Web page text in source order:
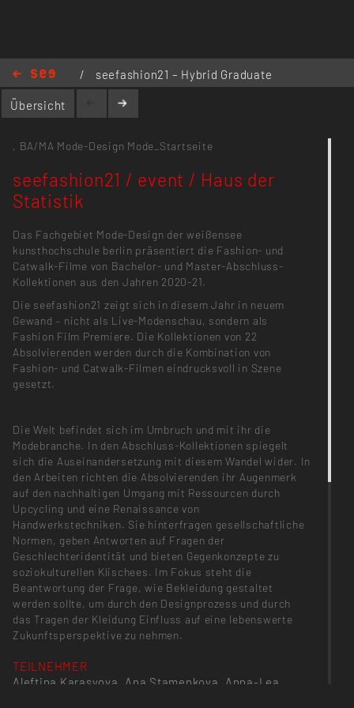
/
seefashion21 – Hybrid Graduate
Fashion Film Premiere
seefashion21 / event / Haus der Statistik
Übersicht
, BA/MA Mode-Design Mode_Startseite
seefashion21 / event / Haus der
Statistik
Das Fachgebiet Mode-Design der weißensee
kunsthochschule berlin präsentiert die Fashion- und
Catwalk-Filme von Bachelor- und Master-Abschluss-
Kollektionen aus den Jahren 2020-21.
Die seefashion21 zeigt sich in diesem Jahr in neuem
Gewand – nicht als Live-Modenschau, sondern als
Fashion Film Premiere. Die Kollektionen von 22
Absolvierenden werden durch die Kombination von
Fashion- und Catwalk-Filmen eindrucksvoll in Szene
gesetzt.
Die Welt befindet sich im Umbruch und mit ihr die
Modebranche. In den Abschluss-Kollektionen spiegelt
sich die Auseinandersetzung mit diesem Wandel wider. In
den Arbeiten richten die Absolvierenden ihr Augenmerk
auf den nachhaltigen Umgang mit Ressourcen durch
Upcycling und eine Renaissance von
Handwerkstechniken. Sie hinterfragen gesellschaftliche
Normen, geben Antworten auf Fragen der
Geschlechteridentität und bieten Gegenkonzepte zu
soziokulturellen Klischees. Im Fokus steht die
Beantwortung der Frage, wie Bekleidung gestaltet
werden sollte, um durch den Designprozess und durch
das Tragen der Kleidung Einfluss auf eine lebenswerte
Zukunftsperspektive zu nehmen.
TEILNEHMER
Aleftina Karasyova, Ana Stamenkova, Anna-Lea